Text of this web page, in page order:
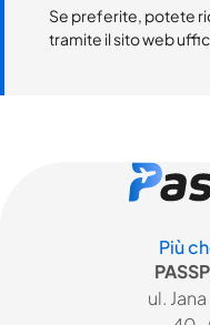
Se preferite, potete
tramite il sito web
Più
ul.